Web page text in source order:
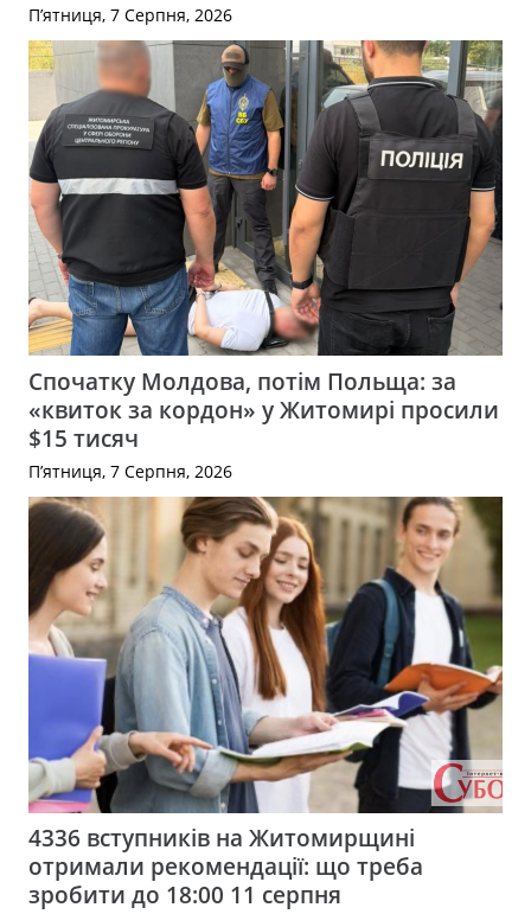
П’ятниця, 7 Серпня, 2026
Спочатку Молдова, потім Польща: за
«квиток за кордон» у Житомирі просили
$15 тисяч
П’ятниця, 7 Серпня, 2026
4336 вступників на Житомирщині
отримали рекомендації: що треба
зробити до 18:00 11 серпня